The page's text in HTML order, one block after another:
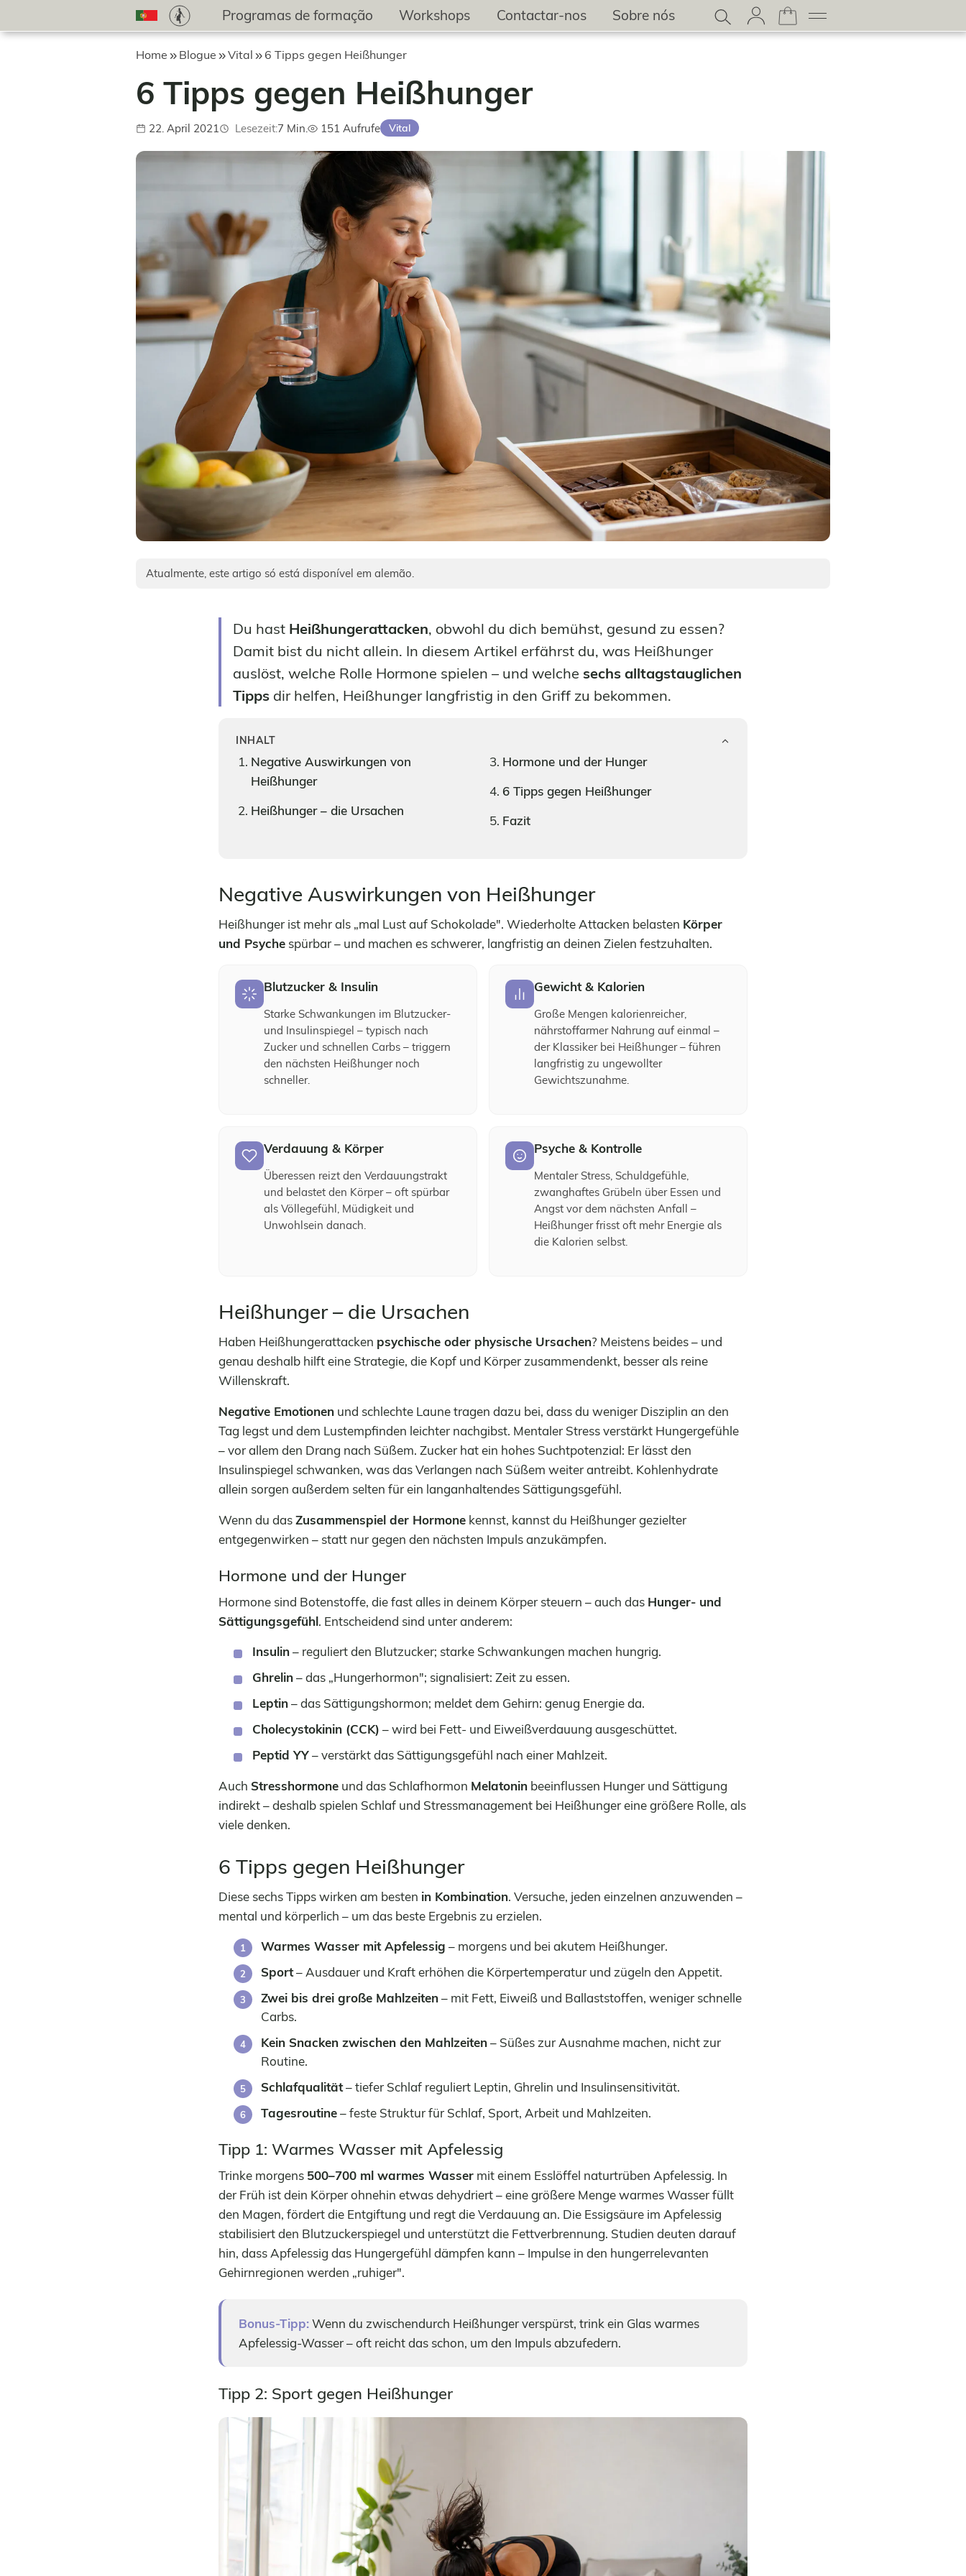
Programas de formação Workshops Contactar-nos Sobre nós
Home Blogue Vital 6 Tipps gegen Heißhunger
6 Tipps gegen Heißhunger
Publicado:
22. April 2021 Lesezeit:7 Min.Aufrufe:
151 Aufrufe Vital
Atualmente, este artigo só está disponível em alemão.
Du hast Heißhungerattacken, obwohl du dich bemühst, gesund zu essen?
Damit bist du nicht allein. In diesem Artikel erfährst du, was Heißhunger
auslöst, welche Rolle Hormone spielen – und welche sechs alltagstauglichen
Tipps dir helfen, Heißhunger langfristig in den Griff zu bekommen.
INHALT
Negative Auswirkungen von
Heißhunger
Heißhunger – die Ursachen
Hormone und der Hunger
6 Tipps gegen Heißhunger
Fazit
Negative Auswirkungen von Heißhunger
Heißhunger ist mehr als „mal Lust auf Schokolade". Wiederholte Attacken belasten Körper
und Psyche spürbar – und machen es schwerer, langfristig an deinen Zielen festzuhalten.
Blutzucker & Insulin
Starke Schwankungen im Blutzucker-
und Insulinspiegel – typisch nach
Zucker und schnellen Carbs – triggern
den nächsten Heißhunger noch
schneller.
Gewicht & Kalorien
Große Mengen kalorienreicher,
nährstoffarmer Nahrung auf einmal –
der Klassiker bei Heißhunger – führen
langfristig zu ungewollter
Gewichtszunahme.
Verdauung & Körper
Überessen reizt den Verdauungstrakt
und belastet den Körper – oft spürbar
als Völlegefühl, Müdigkeit und
Unwohlsein danach.
Psyche & Kontrolle
Mentaler Stress, Schuldgefühle,
zwanghaftes Grübeln über Essen und
Angst vor dem nächsten Anfall –
Heißhunger frisst oft mehr Energie als
die Kalorien selbst.
Heißhunger – die Ursachen
Haben Heißhungerattacken psychische oder physische Ursachen? Meistens beides – und
genau deshalb hilft eine Strategie, die Kopf und Körper zusammendenkt, besser als reine
Willenskraft.
Negative Emotionen und schlechte Laune tragen dazu bei, dass du weniger Disziplin an den
Tag legst und dem Lustempfinden leichter nachgibst. Mentaler Stress verstärkt Hungergefühle
– vor allem den Drang nach Süßem. Zucker hat ein hohes Suchtpotenzial: Er lässt den
Insulinspiegel schwanken, was das Verlangen nach Süßem weiter antreibt. Kohlenhydrate
allein sorgen außerdem selten für ein langanhaltendes Sättigungsgefühl.
Wenn du dasZusammenspiel der Hormone kennst, kannst du Heißhunger gezielter
entgegenwirken – statt nur gegen den nächsten Impuls anzukämpfen.
Hormone und der Hunger
Hormone sind Botenstoffe, die fast alles in deinem Körper steuern – auch das Hunger- und
Sättigungsgefühl. Entscheidend sind unter anderem:
Insulin– reguliert den Blutzucker; starke Schwankungen machen hungrig.
Ghrelin– das „Hungerhormon"; signalisiert: Zeit zu essen.
Leptin– das Sättigungshormon; meldet dem Gehirn: genug Energie da.
Cholecystokinin (CCK) – wird bei Fett- und Eiweißverdauung ausgeschüttet.
Peptid YY– verstärkt das Sättigungsgefühl nach einer Mahlzeit.
Auch Stresshormone und das Schlafhormon Melatonin beeinflussen Hunger und Sättigung
indirekt – deshalb spielen Schlaf und Stressmanagement bei Heißhunger eine größere Rolle, als
viele denken.
6 Tipps gegen Heißhunger
Diese sechs Tipps wirken am besten in Kombination. Versuche, jeden einzelnen anzuwenden –
mental und körperlich – um das beste Ergebnis zu erzielen.
Warmes Wasser mit Apfelessig – morgens und bei akutem Heißhunger.
Sport– Ausdauer und Kraft erhöhen die Körpertemperatur und zügeln den Appetit.
Zwei bis drei große Mahlzeiten– mit Fett, Eiweiß und Ballaststoffen, weniger schnelle
Carbs.
Kein Snacken zwischen den Mahlzeiten– Süßes zur Ausnahme machen, nicht zur
Routine.
Schlafqualität– tiefer Schlaf reguliert Leptin, Ghrelin und Insulinsensitivität.
Tagesroutine– feste Struktur für Schlaf, Sport, Arbeit und Mahlzeiten.
Tipp 1: Warmes Wasser mit Apfelessig
Trinke morgens 500–700 ml warmes Wasser mit einem Esslöffel naturtrüben Apfelessig. In
der Früh ist dein Körper ohnehin etwas dehydriert – eine größere Menge warmes Wasser füllt
den Magen, fördert die Entgiftung und regt die Verdauung an. Die Essigsäure im Apfelessig
stabilisiert den Blutzuckerspiegel und unterstützt die Fettverbrennung. Studien deuten darauf
hin, dass Apfelessig das Hungergefühl dämpfen kann – Impulse in den hungerrelevanten
Gehirnregionen werden „ruhiger".
Bonus-Tipp:Wenn du zwischendurch Heißhunger verspürst, trink ein Glas warmes
Apfelessig-Wasser – oft reicht das schon, um den Impuls abzufedern.
Tipp 2: Sport gegen Heißhunger